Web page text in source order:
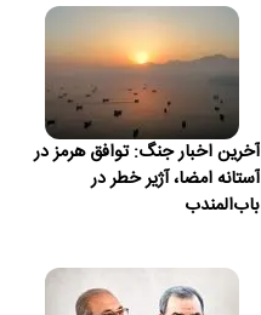
آخرین اخبار جنگ: توافق هرمز در
آستانه امضا، آژیر خطر در
باب‌المندب